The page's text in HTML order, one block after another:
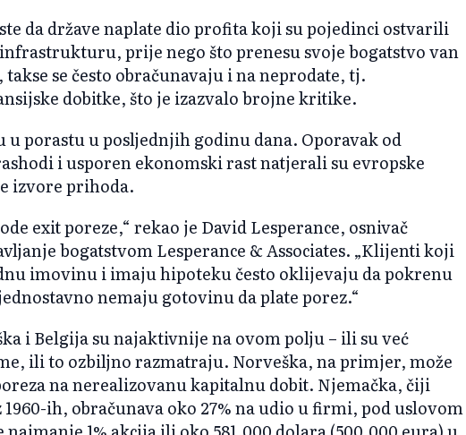
da države naplate dio profita koji su pojedinci ostvarili
prije nego što prenesu svoje bogatstvo van
se često obračunavaju i na neprodate, tj.
dobitke, što je izazvalo brojne kritike.
u porastu u posljednjih godinu dana. Oporavak od
i usporen ekonomski rast natjerali su evropske
izvore prihoda.
exit poreze,“ rekao je David Lesperance, osnivač
bogatstvom Lesperance & Associates. „Klijenti koji
imovinu i imaju hipoteku često oklijevaju da pokrenu
nemaju gotovinu da plate porez.“
i Belgija su najaktivnije na ovom polju – ili su već
ili to ozbiljno razmatraju. Norveška, na primjer, može
na nerealizovanu kapitalnu dobit. Njemačka, čiji
ih, obračunava oko 27% na udio u firmi, pod uslovom